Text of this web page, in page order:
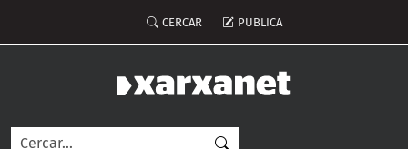
Menú del compte d'usuari
CERCAR PUBLICA
Cerca